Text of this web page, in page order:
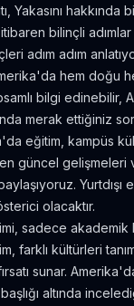
Teknoloji
Fiyatları
neredeyse 9 yıl önce
İyi Para
yaklaşık 8 yıl önce
Öğrenmeye Nereden
gör.neredeyse 8 yıl önce
Aylık Yaşam
Yakasını hakkında
bilinçli adımlar
adım adım
hem doğu
bilgi edinebilir,
merak ettiğiniz
eğitim, kampüs
güncel gelişmeleri
Yurtdışı
olacaktır.
sadece
farklı kültürleri
sunar.
başlığı altında